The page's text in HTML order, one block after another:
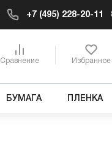
+7 (495) 228-20-11
Сравнение Избранное
БУМАГА ПЛЕНКА